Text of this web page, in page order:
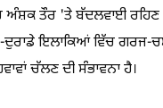
ਤੌਰ 'ਤੇ ਬੱਦਲਵਾਈ ਰਹਿਣ
ਦੁਰਾਡੇ ਇਲਾਕਿਆਂ ਵਿੱਚ
ਚੱਲਣ ਦੀ ਸੰਭਾਵਨਾ ਹੈ।